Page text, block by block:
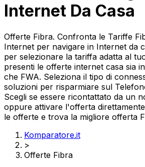
Internet Da Casa
Offerte Fibra. Confronta le Tariffe
Internet per navigare in Internet da
per selezionare la tariffa adatta al
presenti le offerte internet casa sia
che FWA. Seleziona il tipo di
soluzioni per risparmiare sul
Scegli se essere ricontattato da un
oppure attivare l'offerta
le offerte e trova la migliore offerta
Komparatore.it
>
Offerte Fibra